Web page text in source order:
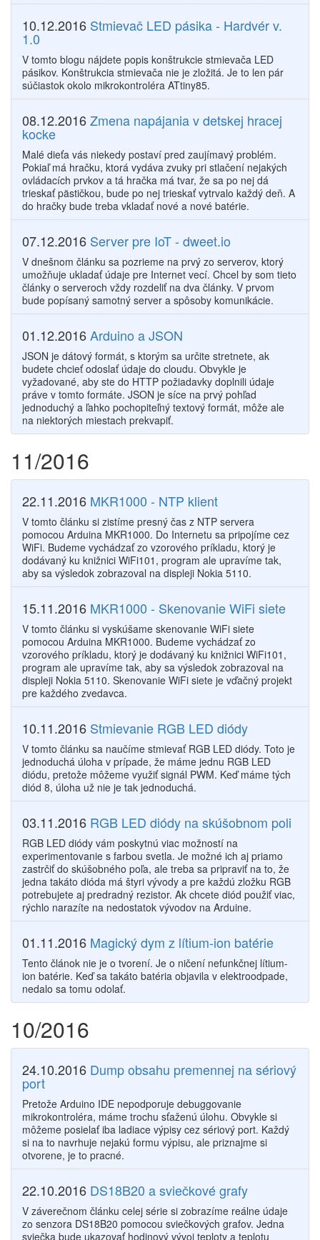
10.12.2016 Stmievač LED pásika - Hardvér v.
1.0
V tomto blogu nájdete popis konštrukcie stmievača LED
pásikov. Konštrukcia stmievača nie je zložitá. Je to len pár
súčiastok okolo mikrokontroléra ATtiny85.
08.12.2016Zmena napájania v detskej hracej
kocke
Malé dieťa vás niekedy postaví pred zaujímavý problém.
Pokiaľ má hračku, ktorá vydáva zvuky pri stlačení nejakých
ovládacích prvkov a tá hračka má tvar, že sa po nej dá
trieskať pästičkou, bude po nej trieskať vytrvalo každý deň. A
do hračky bude treba vkladať nové a nové batérie.
07.12.2016 Server pre IoT - dweet.io
V dnešnom článku sa pozrieme na prvý zo serverov, ktorý
umožňuje ukladať údaje pre Internet vecí. Chcel by som tieto
články o serveroch vždy rozdeliť na dva články. V prvom
bude popísaný samotný server a spôsoby komunikácie.
01.12.2016Arduino a JSON
JSON je dátový formát, s ktorým sa určite stretnete, ak
budete chcieť odoslať údaje do cloudu. Obvykle je
vyžadované, aby ste do HTTP požiadavky doplnili údaje
práve v tomto formáte. JSON je síce na prvý pohľad
jednoduchý a ľahko pochopiteľný textový formát, môže ale
na niektorých miestach prekvapiť.
11/2016
22.11.2016 MKR1000 - NTP klient
V tomto článku si zistíme presný čas z NTP servera
pomocou Arduina MKR1000. Do Internetu sa pripojíme cez
WiFi. Budeme vychádzať zo vzorového príkladu, ktorý je
dodávaný ku knižnici WiFi101, program ale upravíme tak,
aby sa výsledok zobrazoval na displeji Nokia 5110.
15.11.2016 MKR1000 - Skenovanie WiFi siete
V tomto článku si vyskúšame skenovanie WiFi siete
pomocou Arduina MKR1000. Budeme vychádzať zo
vzorového príkladu, ktorý je dodávaný ku knižnici WiFi101,
program ale upravíme tak, aby sa výsledok zobrazoval na
displeji Nokia 5110. Skenovanie WiFi siete je vďačný projekt
pre každého zvedavca.
10.11.2016 Stmievanie RGB LED diódy
V tomto článku sa naučíme stmievať RGB LED diódy. Toto je
jednoduchá úloha v prípade, že máme jednu RGB LED
diódu, pretože môžeme využiť signál PWM. Keď máme tých
diód 8, úloha už nie je tak jednoduchá.
03.11.2016 RGB LED diódy na skúšobnom poli
RGB LED diódy vám poskytnú viac možností na
experimentovanie s farbou svetla. Je možné ich aj priamo
zastrčiť do skúšobného poľa, ale treba sa pripraviť na to, že
jedna takáto dióda má štyri vývody a pre každú zložku RGB
potrebujete aj predradný rezistor. Ak chcete diód použiť viac,
rýchlo narazíte na nedostatok vývodov na Arduine.
01.11.2016 Magický dym z lítium-ion batérie
Tento článok nie je o tvorení. Je o ničení nefunkčnej lítium-
ion batérie. Keď sa takáto batéria objavila v elektroodpade,
nedalo sa tomu odolať.
10/2016
24.10.2016 Dump obsahu premennej na sériový
port
Pretože Arduino IDE nepodporuje debuggovanie
mikrokontroléra, máme trochu sťaženú úlohu. Obvykle si
môžeme posielať iba ladiace výpisy cez sériový port. Každý
si na to navrhuje nejakú formu výpisu, ale priznajme si
otvorene, je to pracné.
22.10.2016 DS18B20 a sviečkové grafy
V záverečnom článku celej série si zobrazíme reálne údaje
zo senzora DS18B20 pomocou sviečkových grafov. Jedna
sviečka bude ukazovať hodinový vývoj teploty a teplotu